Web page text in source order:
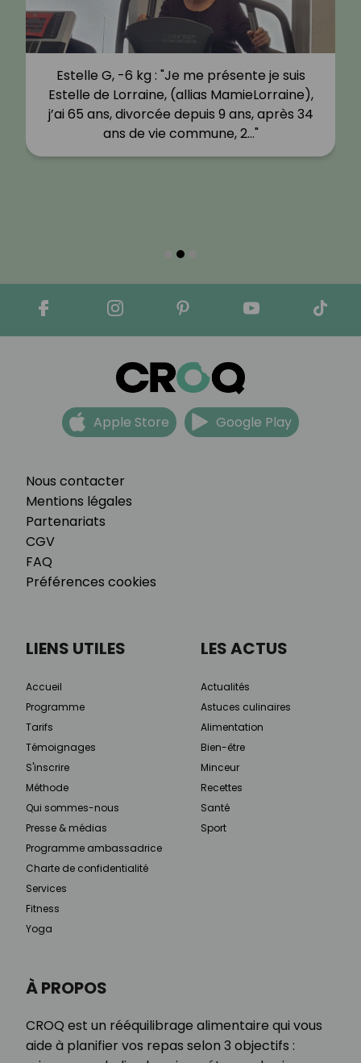
Estelle G, -6 kg : "Je me présente je suis
Estelle de Lorraine, (allias MamieLorraine),
j’ai 65 ans, divorcée depuis 9 ans, après 34
ans de vie commune, 2…"
Nous contacter
Mentions légales
Partenariats
CGV
FAQ
Préférences cookies
Apple Store Google Play
À PROPOS
CROQ est un rééquilibrage alimentaire qui vous
aide à planifier vos repas selon 3 objectifs :
LIENS UTILES
Accueil
Programme
Tarifs
Témoignages
S'inscrire
Méthode
Qui sommes-nous
Presse & médias
Programme ambassadrice
Charte de confidentialité
Services
Fitness
Yoga
LES ACTUS
Actualités
Astuces culinaires
Alimentation
Bien-être
Minceur
Recettes
Santé
Sport